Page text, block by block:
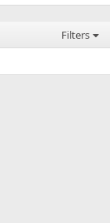
Filters